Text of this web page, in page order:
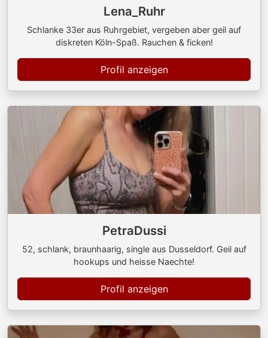
Lena_Ruhr
Schlanke 33er aus Ruhrgebiet, vergeben aber geil auf
diskreten Köln-Spaß. Rauchen & ficken!
Profil anzeigen
PetraDussi
52, schlank, braunhaarig, single aus Dusseldorf. Geil auf
hookups und heisse Naechte!
Profil anzeigen